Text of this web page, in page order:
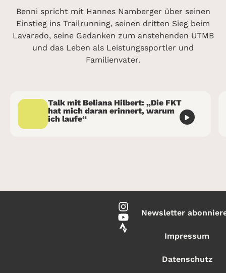
Benni spricht mit Hannes Namberger über seinen
Einstieg ins Trailrunning, seinen dritten Sieg beim
Lavaredo, seine Gedanken zum anstehenden UTMB
und das Leben als Leistungssportler und
Familienvater.
Talk mit Beliana Hilbert: „Die FKT
hat mich daran erinnert, warum
ich laufe“
Newsletter
Impressum
Datenschutz